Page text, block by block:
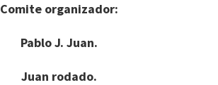
Comite organizador:
Pablo J. Juan.
Juan rodado.